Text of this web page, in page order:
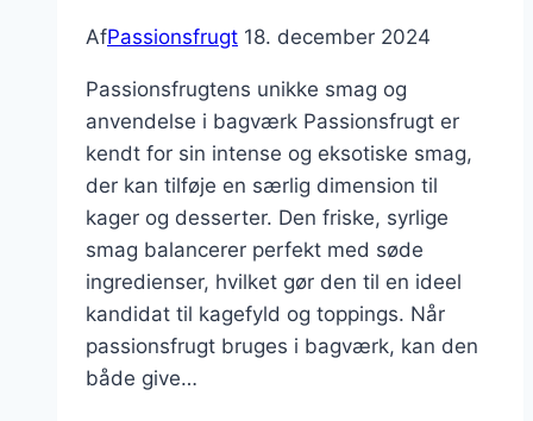
AfPassionsfrugt 18. december 2024
Passionsfrugtens unikke smag og
anvendelse i bagværk Passionsfrugt er
kendt for sin intense og eksotiske smag,
der kan tilføje en særlig dimension til
kager og desserter. Den friske, syrlige
smag balancerer perfekt med søde
ingredienser, hvilket gør den til en ideel
kandidat til kagefyld og toppings. Når
passionsfrugt bruges i bagværk, kan den
både give…